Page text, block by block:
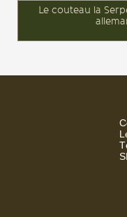
Le couteau la
Le couteau la serpette
composé d'une lame